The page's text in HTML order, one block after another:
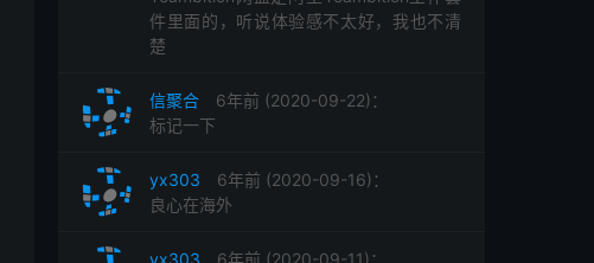
件里面的，听说体验感不太好，我也不清
楚
信聚合
6年前 (2020-09-22)：
标记一下
yx303
6年前 (2020-09-16)：
良心在海外
yx303
6年前 (2020-09-11)：